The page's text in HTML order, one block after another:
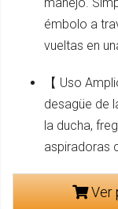
émbolo a
vueltas en
【 Uso
desagüe de
la ducha,
aspiradoras
Ver